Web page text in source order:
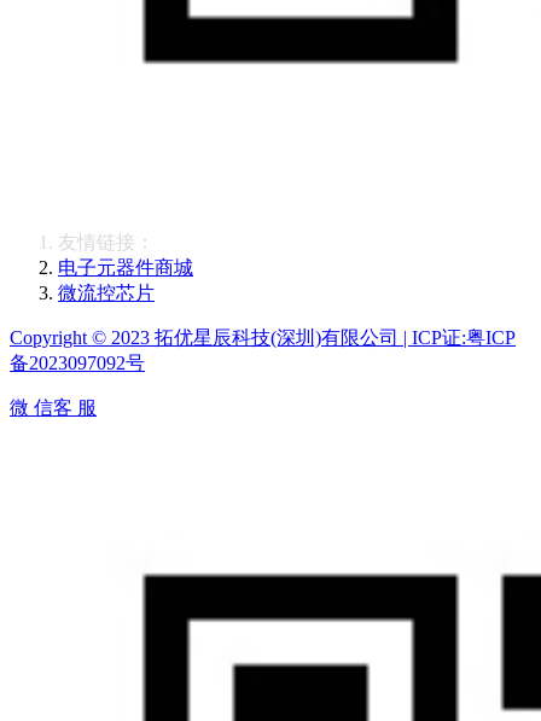
友情链接：
电子元器件商城
微流控芯片
Copyright © 2023 拓优星辰科技(深圳)有限公司 | ICP证:粤ICP
备2023097092号
微 信客 服